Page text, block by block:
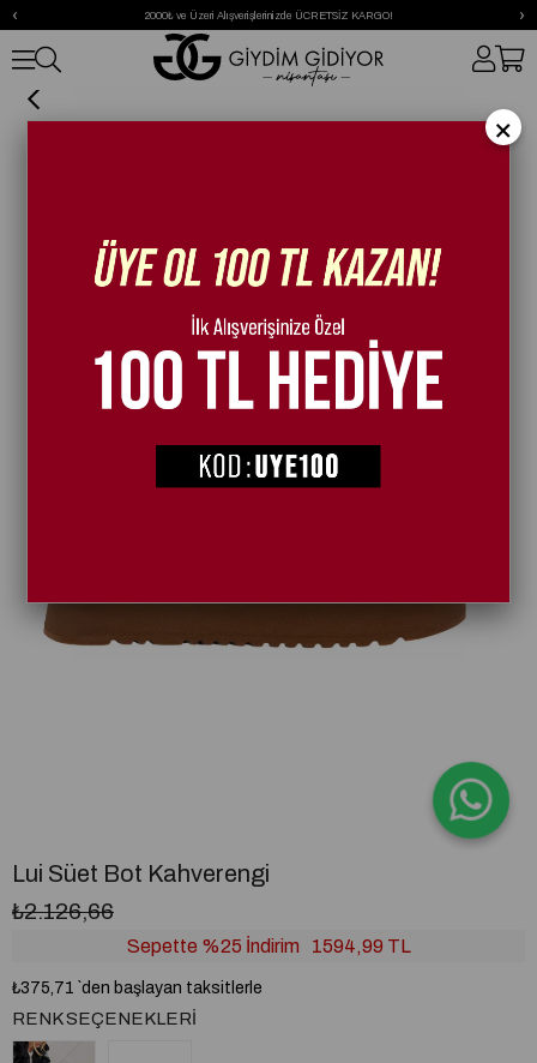
2000₺ ve Üzeri Alışverişlerinizde ÜCRETSİZ KARGO!
‹ ›
Lui Süet Bot Kahverengi
Lui Süet Bot Kahverengi
₺2.126,66
Sepette %25 İndirim 1594,99 TL
₺375,71 `den başlayan taksitlerle
RENK SEÇENEKLERI
×